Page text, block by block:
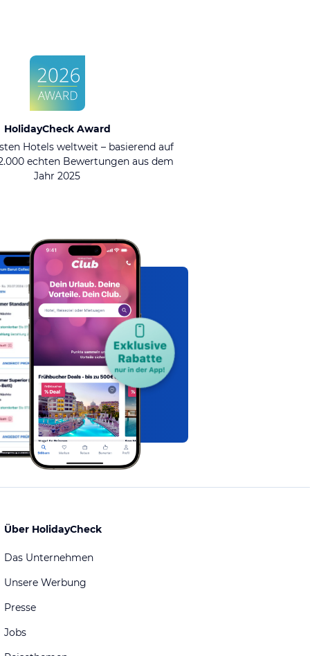
HolidayCheck Award
Hotels weltweit – basierend auf
echten Bewertungen aus dem
Jahr 2025
Über HolidayCheck
Das Unternehmen
Unsere Werbung
Presse
Jobs